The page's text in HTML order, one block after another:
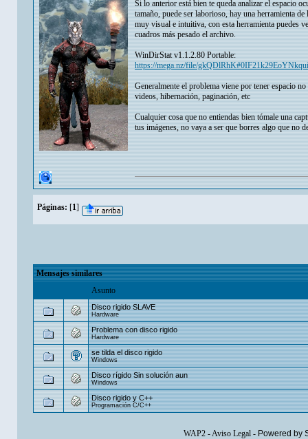
Si lo anterior está bien te queda analizar el espacio
tamaño, puede ser laborioso, hay una herramienta
muy visual e intuitiva, con esta herramienta puedes
cuadros más pesado el archivo.
WinDirStat v1.1.2.80 Portable:
https://mega.nz/file/
Generalmente el problema viene por tener espacio
videos, hibernación, paginación, etc
Cualquier cosa que no entiendas bien tómale una
tus imágenes, no vaya a ser que borres algo que no
Páginas: [1]
Mensajes similares
Asunto
Disco rigido SLAVE
Hardware
Problema con disco rigido
Hardware
se tilda el disco rigido
Windows
Disco rígido Sin solución aun
Windows
Disco rigido y C++
Programación C/C++
WAP2-Aviso Legal- Powered by